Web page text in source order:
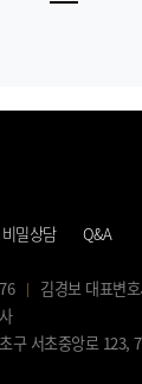
밀상담 Q&A
김경보 대표변
구 서초중앙로 123,